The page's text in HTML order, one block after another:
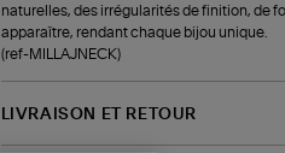
naturelles, des irrégularités de finition, de
apparaître, rendant chaque bijou unique.
(ref-MILLAJNECK)
LIVRAISON ET RETOUR